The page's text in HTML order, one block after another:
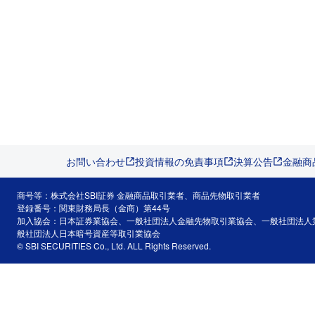
お問い合わせ 投資情報の免責事項 決算公告 金融
商号等：株式会社SBI証券 金融商品取引業者、商品先物取引業者
登録番号：関東財務局長（金商）第44号
加入協会：日本証券業協会、一般社団法人金融先物取引業協会、一般社団法
般社団法人日本暗号資産等取引業協会
© SBI SECURITIES Co., Ltd. ALL Rights Reserved.